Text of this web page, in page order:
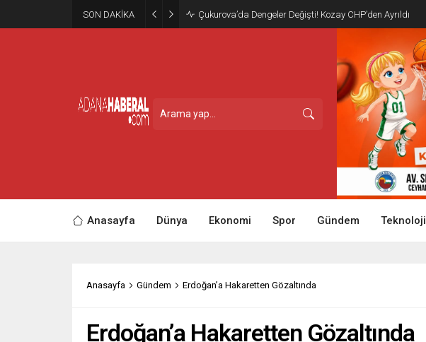
SON DAKİKA Çukurova’da Dengeler Değişti! Kozay CHP’den Ayrıldı
Anasayfa Dünya Ekonomi Spor Gündem Teknoloji
Anasayfa Gündem Erdoğan’a Hakaretten Gözaltında
Erdoğan’a Hakaretten Gözaltında